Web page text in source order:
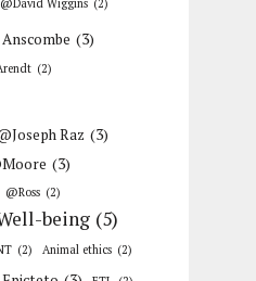
@David Wiggins (2)
Anscombe (3)
(2)
Raz (3)
(3)
@Ross (2)
being (5)
(2) Animal ethics (2)